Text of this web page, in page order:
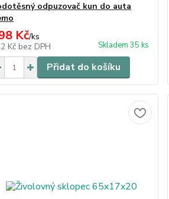
odpuzovač kun do auta
Kč/ks
Kč bez DPH Skladem 35 ks
Přidat do košíku